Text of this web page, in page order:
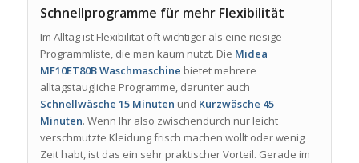
Schnellprogramme für mehr Flexibilität
Im Alltag ist Flexibilität oft wichtiger als eine riesige
Programmliste, die man kaum nutzt. Die Midea
MF10ET80B Waschmaschine bietet mehrere
alltagstaugliche Programme, darunter auch
Schnellwäsche 15 Minuten und Kurzwäsche 45
Minuten. Wenn Ihr also zwischendurch nur leicht
verschmutzte Kleidung frisch machen wollt oder wenig
Zeit habt, ist das ein sehr praktischer Vorteil. Gerade im